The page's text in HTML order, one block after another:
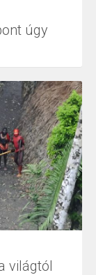
úgy
világtól